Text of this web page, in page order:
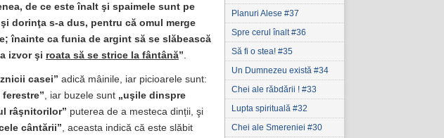
de ce este înalt şi spaimele sunt pe
dorinţa s-a dus, pentru că omul merge
înainte ca funia de argint să se slăbească
izvor şi roata să se strice la fântână”
casei” adică mâinile, iar picioarele sunt:
ferestre”, iar buzele sunt „uşile dinspre
râşnitorilor” puterea de a mesteca dinții, şi
cântării”, aceasta indică că este slăbit
Planuri Alese #37
Spre cerul înalt #36
Să fi o stea! #35
Un Dumnezeu există #34
Chei ale răbdării ! #33
Lupta spirituală #32
Chei ale Smereniei #30